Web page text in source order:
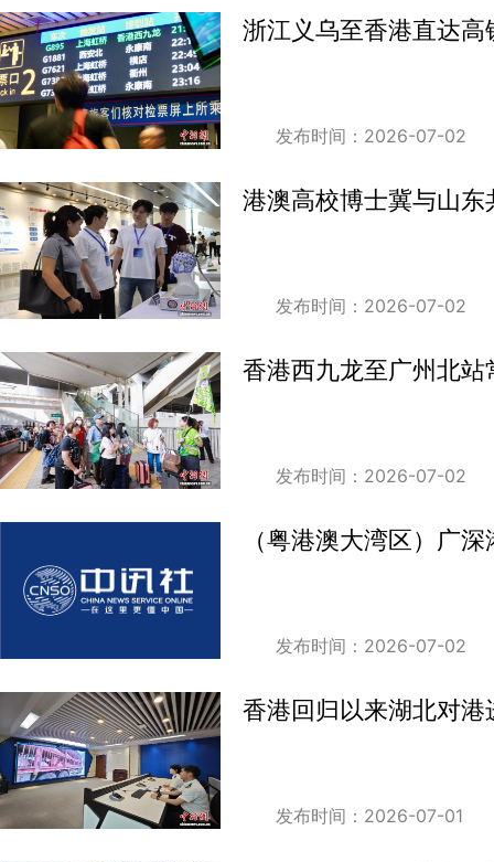
浙江义乌至香港直达
发布时间：2026-07-02
港澳高校博士冀与山
发布时间：2026-07-02
香港西九龙至广州北
发布时间：2026-07-02
（粤港澳大湾区）广
发布时间：2026-07-02
香港回归以来湖北对
发布时间：2026-07-01